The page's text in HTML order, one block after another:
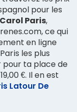
pour les
Paris,
ce qui
en ligne
les plus
pour ta place de
€. Il en est
Latour De